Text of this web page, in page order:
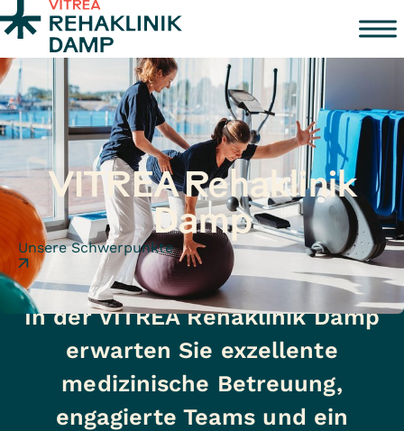
Zum Inhalt springen
VITREA Rehaklinik
Damp
Unsere Schwerpunkte
In der VITREA Rehaklinik Damp
erwarten Sie exzellente
medizinische Betreuung,
engagierte Teams und ein